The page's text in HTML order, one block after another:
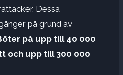
Dessa
på grund av
på upp till 40 000
och upp till 300 000